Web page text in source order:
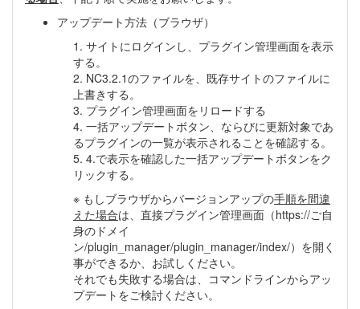
アップデート方法（ブラウザ）
1. サイトにログインし、プラグイン管理画面を表示
する。
2. NC3.2.1のファイルを、既存サイトのファイルに
上書きする。
3. プラグイン管理画面をリロードする
4. 一括アップデートボタン、ならびに更新対象であ
るプラグインの一覧が表示されることを確認する。
5. 4.で表示を確認した一括アップデートボタンをク
リックする。
※ もしブラウザからバージョンアップの手順を間違
えた場合は、直接プラグイン管理画面（https://ご自
身のドメイ
ン/plugin_manager/plugin_manager/index/）を開く
事ができるか、お試しください。
それでも失敗する場合は、コマンドラインからアッ
プデートをご検討ください。